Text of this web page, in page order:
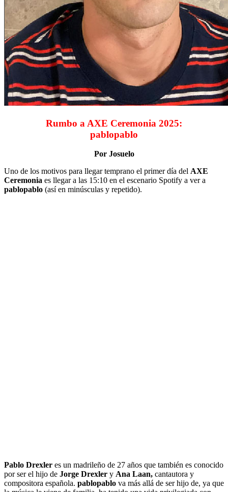
Rumbo a AXE Ceremonia 2025:
pablopablo
Por Josuelo
Uno de los motivos para llegar temprano el primer día del AXE
Ceremonia es llegar a las 15:10 en el escenario Spotify a ver a
pablopablo (así en minúsculas y repetido).
Pablo Drexler es un madrileño de 27 años que también es conocido
por ser el hijo de Jorge Drexler y Ana Laan, cantautora y
compositora española. pablopablo va más allá de ser hijo de, ya que